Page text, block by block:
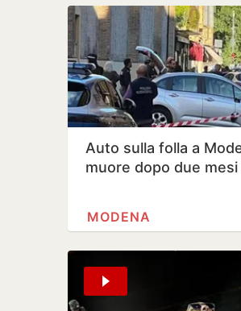
Auto sulla folla a
muore dopo due
MODENA